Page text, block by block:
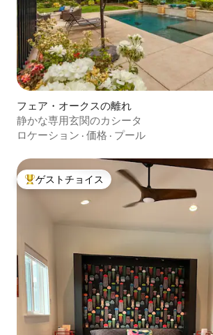
フェア・オークスの離れ
静かな専用玄関のカシータ
ロケーション · 価格 · プール
大好評のゲストチョイスです。
ゲストチョイス